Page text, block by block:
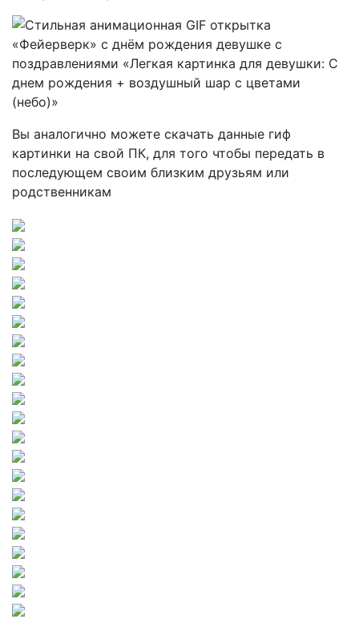
Вы аналогично можете скачать данные гиф
картинки на свой ПК, для того чтобы передать в
последующем своим близким друзьям или
родственникам